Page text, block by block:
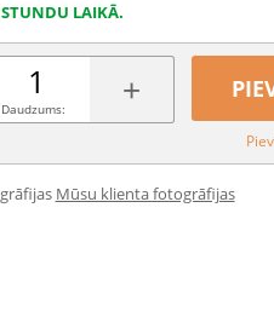
LAIKĀ.
+
Daudzums:
Mūsu klienta fotogrāfijas